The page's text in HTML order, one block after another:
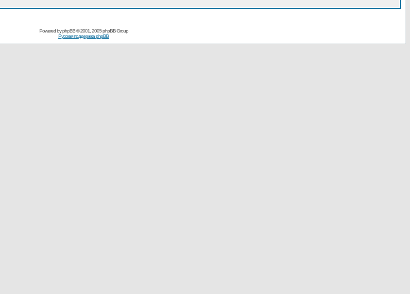
Powered byphpBB© 2001, 2005 phpBB Group
Русская поддержка phpBB